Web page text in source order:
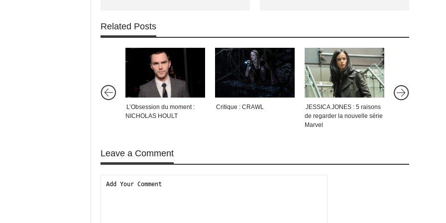
Related Posts
L’Obsession du moment :
NICHOLAS HOULT
Critique : CRAWL
JESSICA JONES : 5 raisons
de regarder la nouvelle série
Marvel
Leave a Comment